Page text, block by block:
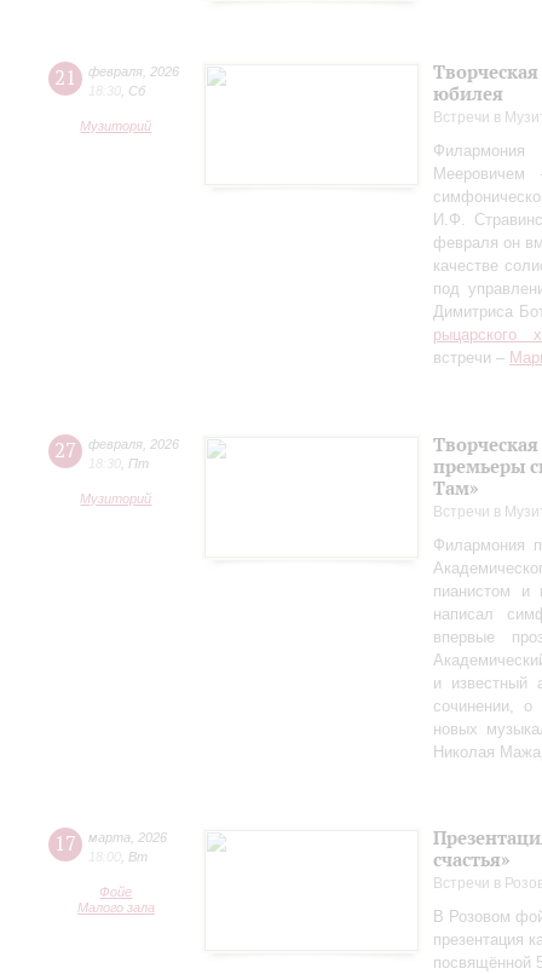
21 февраля 2026
18:30
Сб
Музиторий
юбилея
Встречи в
Мееровичем
И.Ф.
февраля он
качестве
под
Димитриса
рыцарского
встречи –
27 февраля 2026
18:30 Пт
Музиторий
премьеры
Там»
Встречи в
Филармония
пианистом и
написал
впервые
и известный
сочинении,
новых
Николая
17 марта
2026
18:00 Вт
Фойе
Малого зала
счастья»
Встречи в
В Розовом
презентация
посвящённой